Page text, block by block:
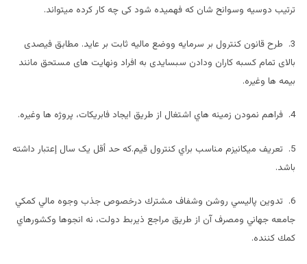
ترتیب دوسیه وسوانح شان که فهمیده شود کی چه کار کرده میتواند.
3. طرح قانون کنترول بر سرمایه ووضع مالیه ثابت بر عاید. مطابق فیصدی
بالای تمام کسبه کاران ودادن سبسایدی به افراد ونهایت های مستحق مانند
بیمه ها وغیره.
4. فراهم نمودن زمينه هاي اشتغال از طريق ايجاد فابريكات، پروژه ها وغيره.
5. تعريف ميكانيزم مناسب براي كنترول قيم.که حد أقل یک سال إعتبار داشته
باشد.
6. تدوين پاليسي روشن وشفاف مشترك درخصوص جذب وجوه مالي كمكي
جامعه جهاني ومصرف آن از طريق مراجع ذيربط دولت، نه انجوها وكشورهاي
كمك كننده.